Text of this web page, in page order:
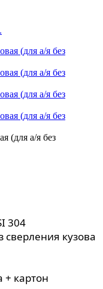
(для а/я без
304
сверления кузова
+ картон